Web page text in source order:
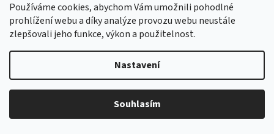
Používáme cookies, abychom Vám umožnili pohodlné
prohlížení webu a díky analýze provozu webu neustále
zlepšovali jeho funkce, výkon a použitelnost.
Nastavení
Souhlasím
Odebírat newsletter
Vložte svůj e-mail a my vám budeme zasílat informace o nových
produktech na našem e-shopu.
E-mail
Vložením e-mailu souhlasíte spodmínkami ochrany osobních údajů